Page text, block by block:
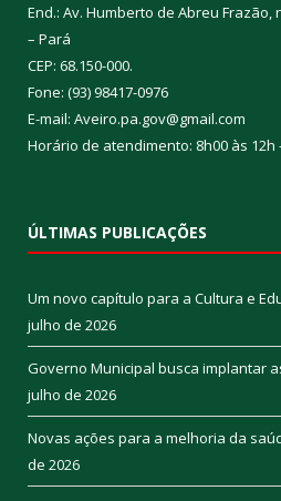
End.: Av. Humberto de Abreu Frazão,
– Pará
CEP: 68.150-000.
Fone: (93) 98417-0976
E-mail: Aveiro.pa.gov@gmail.com
Horário de atendimento: 8h00 às 12h
ÚLTIMAS PUBLICAÇÕES
Um novo capítulo para a Cultura e
julho de 2026
Governo Municipal busca implantar
julho de 2026
Novas ações para a melhoria da
de 2026